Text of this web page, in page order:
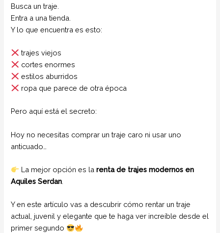
Busca un traje.
Entra a una tienda.
Y lo que encuentra es esto:
trajes viejos
cortes enormes
estilos aburridos
ropa que parece de otra época
Pero aquí está el secreto:
Hoy no necesitas comprar un traje caro ni usar uno
anticuado…
La mejor opción es larenta de trajes modernos en
Aquiles Serdan
Y en este artículo vas a descubrir cómo rentar un traje
actual, juvenil y elegante que te haga ver increíble desde el
primer segundo